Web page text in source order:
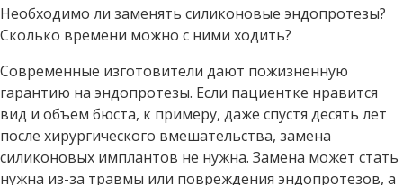
Необходимо ли заменять силиконовые эндопротезы?
Сколько времени можно с ними ходить?
Современные изготовители дают пожизненную
гарантию на эндопротезы. Если пациентке нравится
вид и объем бюста, к примеру, даже спустя десять лет
после хирургического вмешательства, замена
силиконовых имплантов не нужна. Замена может стать
нужна из-за травмы или повреждения эндопротезов, а